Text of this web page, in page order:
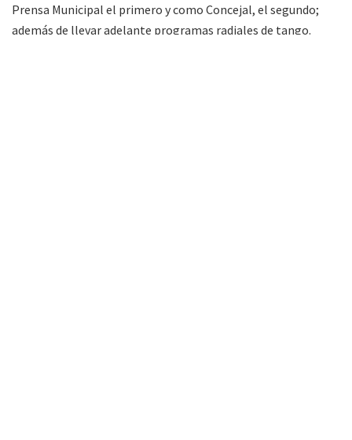
Prensa Municipal el primero y como Concejal, el segundo;
además de llevar adelante programas radiales de tango.